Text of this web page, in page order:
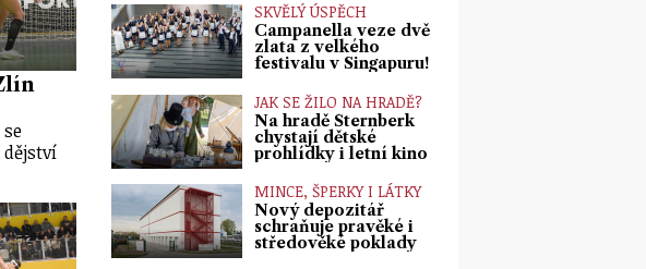
SKVĚLÝ ÚSPĚCH
Campanella veze dvě
zlata z velkého
festivalu v Singapuru!
JAK SE ŽILO NA HRADĚ?
Na hradě Šternberk
chystají dětské
prohlídky i letní kino
MINCE, ŠPERKY I LÁTKY
Nový depozitář
schraňuje pravěké i
středověké poklady